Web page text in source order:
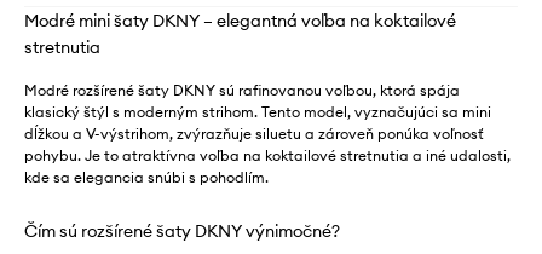
Modré mini šaty DKNY – elegantná voľba na koktailové
stretnutia
Modré rozšírené šaty DKNY sú rafinovanou voľbou, ktorá spája
klasický štýl s moderným strihom. Tento model, vyznačujúci sa mini
dĺžkou a V-výstrihom, zvýrazňuje siluetu a zároveň ponúka voľnosť
pohybu. Je to atraktívna voľba na koktailové stretnutia a iné udalosti,
kde sa elegancia snúbi s pohodlím.
Čím sú rozšírené šaty DKNY výnimočné?